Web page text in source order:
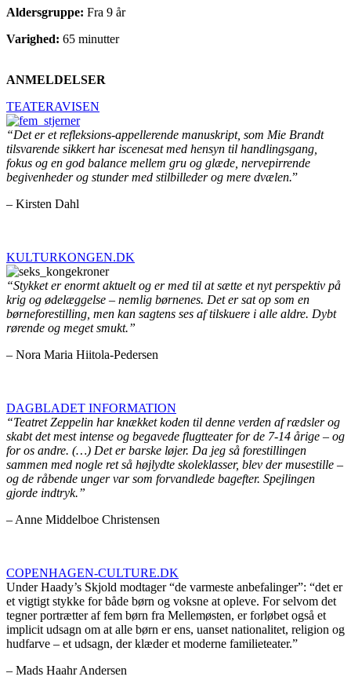
Aldersgruppe: Fra 9 år
Varighed: 65 minutter
ANMELDELSER
TEATERAVISEN
“Det er et refleksions-appellerende manuskript, som Mie Brandt
tilsvarende sikkert har iscenesat med hensyn til handlingsgang,
fokus og en god balance mellem gru og glæde, nervepirrende
begivenheder og stunder med stilbilleder og mere dvælen.”
– Kirsten Dahl
KULTURKONGEN.DK
“Stykket er enormt aktuelt og er med til at sætte et nyt perspektiv på
krig og ødelæggelse – nemlig børnenes. Det er sat op som en
børneforestilling, men kan sagtens ses af tilskuere i alle aldre. Dybt
rørende og meget smukt.”
– Nora Maria Hiitola-Pedersen
DAGBLADET INFORMATION
“Teatret Zeppelin har knækket koden til denne verden af rædsler og
skabt det mest intense og begavede flugtteater for de 7-14 årige – og
for os andre. (…) Det er barske løjer. Da jeg så forestillingen
sammen med nogle ret så højlydte skoleklasser, blev der musestille –
og de råbende unger var som forvandlede bagefter. Spejlingen
gjorde indtryk.”
– Anne Middelboe Christensen
COPENHAGEN-CULTURE.DK
Under Haady’s Skjold modtager “de varmeste anbefalinger”: “det er
et vigtigt stykke for både børn og voksne at opleve. For selvom det
tegner portrætter af fem børn fra Mellemøsten, er forløbet også et
implicit udsagn om at alle børn er ens, uanset nationalitet, religion og
hudfarve – et udsagn, der klæder et moderne familieteater.”
– Mads Haahr Andersen